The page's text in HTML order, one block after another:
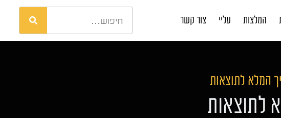
המלצות עליי צור קשר
המלא לתוצאות
לתוצאות